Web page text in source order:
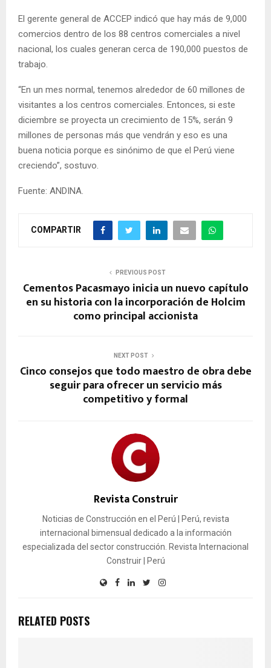
El gerente general de ACCEP indicó que hay más de 9,000
comercios dentro de los 88 centros comerciales a nivel
nacional, los cuales generan cerca de 190,000 puestos de
trabajo.
“En un mes normal, tenemos alrededor de 60 millones de
visitantes a los centros comerciales. Entonces, si este
diciembre se proyecta un crecimiento de 15%, serán 9
millones de personas más que vendrán y eso es una
buena noticia porque es sinónimo de que el Perú viene
creciendo”, sostuvo.
Fuente: ANDINA.
COMPARTIR
PREVIOUS POST
Cementos Pacasmayo inicia un nuevo capítulo
en su historia con la incorporación de Holcim
como principal accionista
NEXT POST
Cinco consejos que todo maestro de obra debe
seguir para ofrecer un servicio más
competitivo y formal
Revista Construir
Noticias de Construcción en el Perú | Perú, revista
internacional bimensual dedicado a la información
especializada del sector construcción. Revista Internacional
Construir | Perú
RELATED POSTS